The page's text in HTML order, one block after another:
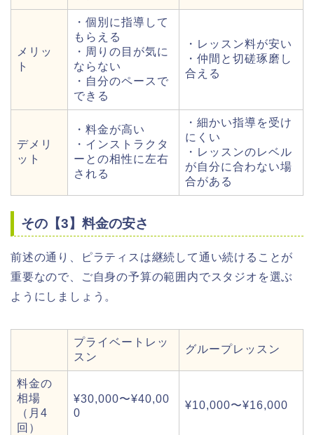
メリッ
ト
・個別に指導して
もらえる
・周りの目が気に
ならない
・自分のペースで
できる
・レッスン料が安い
・仲間と切磋琢磨し
合える
デメリ
ット
・料金が高い
・インストラクタ
ーとの相性に左右
される
・細かい指導を受け
にくい
・レッスンのレベル
が自分に合わない場
合がある
その【3】料金の安さ
前述の通り、ピラティスは継続して通い続けることが
重要なので、ご自身の予算の範囲内でスタジオを選ぶ
ようにしましょう。
プライベートレッ
スン
グループレッスン
料金の
相場
（月4
回）
¥30,000〜¥40,00
0
¥10,000〜¥16,000